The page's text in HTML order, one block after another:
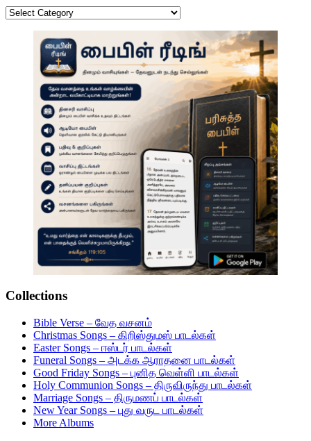
Categories
Collections
Bible Verse – வேத வசனம்
Christmas Songs – கிறிஸ்துமஸ் பாடல்கள்
Easter Songs – ஈஸ்டர் பாடல்கள்
Funeral Songs – அடக்க ஆராதனை பாடல்கள்
Good Friday Songs – புனித வெள்ளி பாடல்கள்
Holy Communion Songs – திருவிருந்து பாடல்கள்
Marriage Songs – திருமணப் பாடல்கள்
New Year Songs – புது வருட பாடல்கள்
More Albums